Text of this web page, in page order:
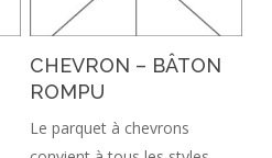
CHEVRON – BÂTON
ROMPU
Le parquet à chevrons